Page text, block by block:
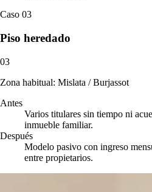
Caso 03
Piso heredado
03
Zona habitual: Mislata / Burjassot
Antes
Varios titulares sin tiempo ni
inmueble familiar.
Después
Modelo pasivo con ingreso
entre propietarios.